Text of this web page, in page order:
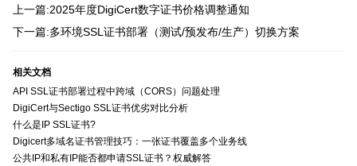
上一篇:2025年度DigiCert数字证书价格调整通知
下一篇:多环境SSL证书部署（测试/预发布/生产）切换方案
相关文档
API SSL证书部署过程中跨域（CORS）问题处理
DigiCert与Sectigo SSL证书优劣对比分析
什么是IP SSL证书?
Digicert多域名证书管理技巧：一张证书覆盖多个业务线
公共IP和私有IP能否都申请SSL证书？权威解答